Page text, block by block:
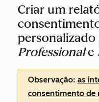
Criar um
personalizado
Professionale
Observação: as
consentimento de